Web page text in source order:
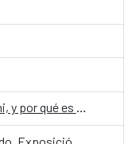
Charla Informativa: ¿Quién es Illimani, y por qué es familia?